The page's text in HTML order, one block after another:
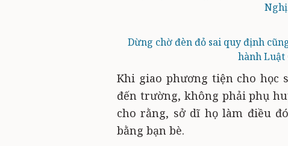
Dừng chờ đèn đỏ sai quy định
hành Luật
Khi giao phương tiện cho học
đến trường, không phải phụ
cho rằng, sở dĩ họ làm điều
bằng bạn bè.